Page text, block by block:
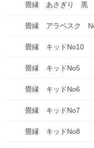
畳縁 あさぎり 黒
畳縁 アラベスク
畳縁 キッドNo10
畳縁 キッドNo5
畳縁 キッドNo6
畳縁 キッドNo7
畳縁 キッドNo8